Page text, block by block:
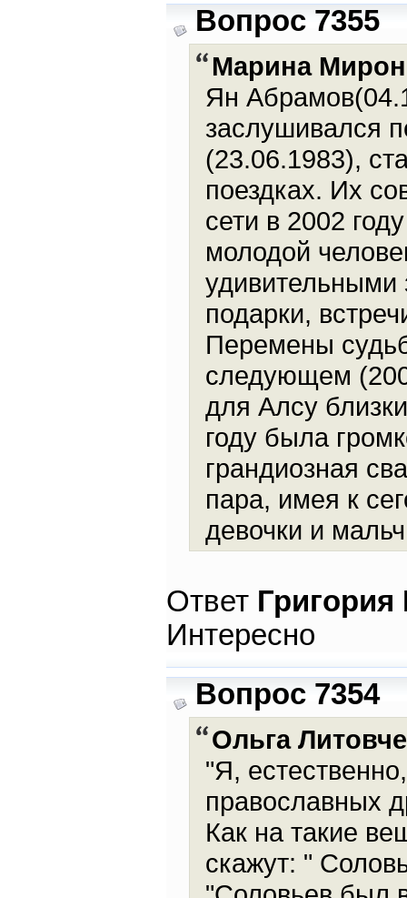
Вопрос 7355
Марина
Ян
заслушивался
(23.06.1983),
поездках. Их
сети в 2002
молодой
удивительными
подарки,
Перемены
следующем
для Алсу
году была
грандиозная
пара, имея к
девочки и
Ответ
Интересно
Вопрос 7354
Ольга
"Я,
православных
Как на такие
скажут: "